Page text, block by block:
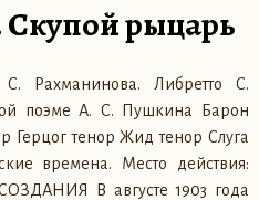
рыцарь
Рахманинова. Либретто С.
поэме А. С. Пушкина Барон
Герцог тенор Жид тенор Слуга
времена. Место действия:
В августе 1903 года